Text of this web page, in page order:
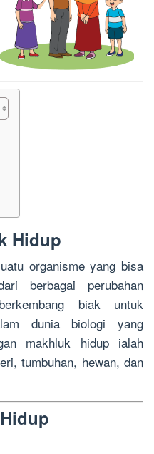
Hidup
organisme yang bisa
berbagai perubahan
biak untuk
dunia biologi yang
makhluk hidup ialah
tumbuhan, hewan, dan